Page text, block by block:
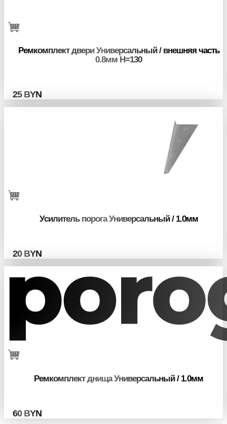
Ремкомплект двери Универсальный / внешняя часть
0.8мм H=130
25 BYN
Усилитель порога Универсальный / 1.0мм
20 BYN
Ремкомплект днища Универсальный / 1.0мм
60 BYN